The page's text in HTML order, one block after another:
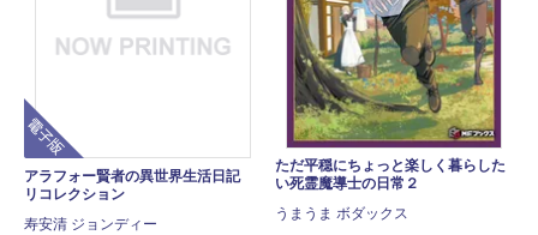
アラフォー賢者の異世界生活日記
リコレクション
寿安清 ジョンディー
ただ平穏にちょっと楽しく暮らした
い死霊魔導士の日常２
うまうま ボダックス